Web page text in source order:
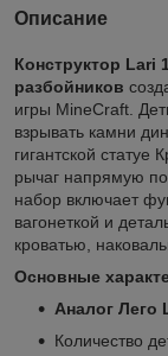
Описание
Конструктор Lari
разбойников
игры MineCraft.
взрывать камни
гигантской статуе
рычаг напрямую
набор включает
вагонеткой и
кроватью,
Основные
Аналог Лего
Количество